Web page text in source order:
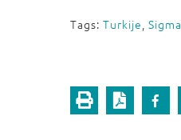
Tags: Turkije,